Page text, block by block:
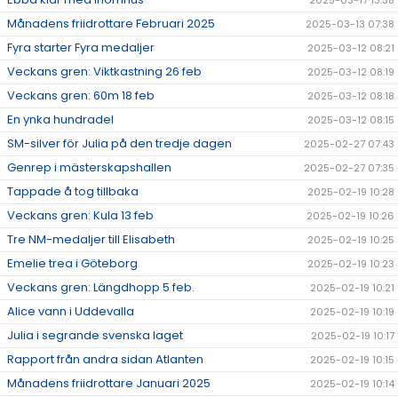
Månadens friidrottare Februari 2025 2025-03-13 07:38
Fyra starter Fyra medaljer 2025-03-12 08:21
Veckans gren: Viktkastning 26 feb 2025-03-12 08:19
Veckans gren: 60m 18 feb 2025-03-12 08:18
En ynka hundradel 2025-03-12 08:15
SM-silver för Julia på den tredje dagen 2025-02-27 07:43
Genrep i mästerskapshallen 2025-02-27 07:35
Tappade å tog tillbaka 2025-02-19 10:28
Veckans gren: Kula 13 feb 2025-02-19 10:26
Tre NM-medaljer till Elisabeth 2025-02-19 10:25
Emelie trea i Göteborg 2025-02-19 10:23
Veckans gren: Längdhopp 5 feb. 2025-02-19 10:21
Alice vann i Uddevalla 2025-02-19 10:19
Julia i segrande svenska laget 2025-02-19 10:17
Rapport från andra sidan Atlanten 2025-02-19 10:15
Månadens friidrottare Januari 2025 2025-02-19 10:14